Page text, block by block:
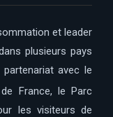
et leader
plusieurs pays
partenariat avec le
France, le Parc
les visiteurs de